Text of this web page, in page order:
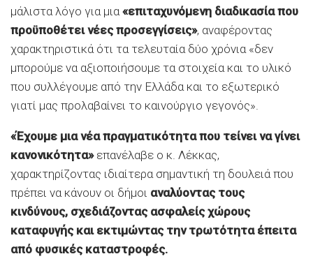
μάλιστα λόγο για μια «επιταχυνόμενη διαδικασία που
προϋποθέτει νέες προσεγγίσεις», αναφέροντας
χαρακτηριστικά ότι τα τελευταία δύο χρόνια «δεν
μπορούμε να αξιοποιήσουμε τα στοιχεία και το υλικό
που συλλέγουμε από την Ελλάδα και το εξωτερικό
γιατί μας προλαβαίνει το καινούργιο γεγονός».
«Έχουμε μια νέα πραγματικότητα που τείνει να γίνει
κανονικότητα»επανέλαβε ο κ. Λέκκας,
χαρακτηρίζοντας ιδιαίτερα σημαντική τη δουλειά που
πρέπει να κάνουν οι δήμοι αναλύοντας τους
κινδύνους, σχεδιάζοντας ασφαλείς χώρους
καταφυγής και εκτιμώντας την τρωτότητα έπειτα
από φυσικές καταστροφές.